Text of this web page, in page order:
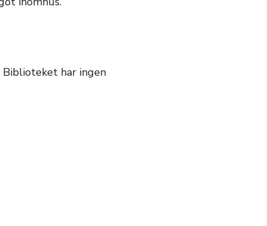
Biblioteket har ingen